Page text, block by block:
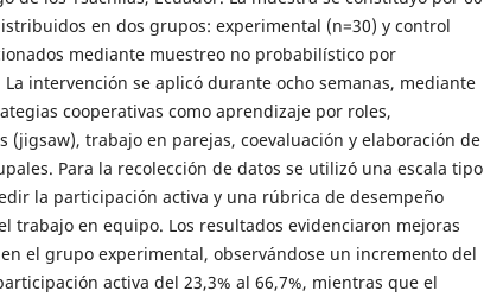
en dos grupos: experimental (n=30) y control
mediante muestreo no probabilístico por
La intervención se aplicó durante ocho semanas, mediante
cooperativas como aprendizaje por roles,
(jigsaw), trabajo en parejas, coevaluación y elaboración de
Para la recolección de datos se utilizó una escala tipo
la participación activa y una rúbrica de desempeño
trabajo en equipo. Los resultados evidenciaron mejoras
el grupo experimental, observándose un incremento del
activa del 23,3% al 66,7%, mientras que el